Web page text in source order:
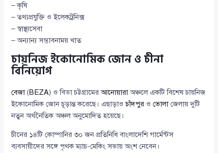
– কৃষি
– তথ্যপ্রযুক্তি ও ইলেকট্রনিক্স
– স্বাস্থ্যসেবা
– অন্যান্য সম্ভাবনাময় খাত
চায়নিজ ইকোনোমিক জোন ও চীনা
বিনিয়োগ
বেজা(BEZA) ও বিডা চট্টগ্রামেরআনোয়ারাঅঞ্চলে একটি বিশেষ চায়নিজ
ইকোনোমিক জোন চূড়ান্ত করেছে। এছাড়াওচাঁদপুর ওভোলাজেলায় দুটি
নতুন অর্থনৈতিক অঞ্চল অনুমোদিত হয়েছে।
চীনের ১৪টি কোম্পানির ৩০ জন প্রতিনিধি বাংলাদেশি গার্মেন্টস
ব্যবসায়ীদের সঙ্গে পৃথক ম্যাচ-মেকিং সভায় অংশ নেবেন।